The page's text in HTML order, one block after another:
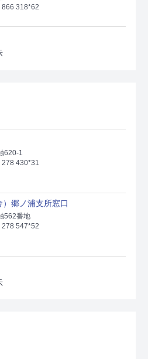
866 318*62
620-1
278 430*31
郷ノ浦支所窓口
562番地
278 547*52